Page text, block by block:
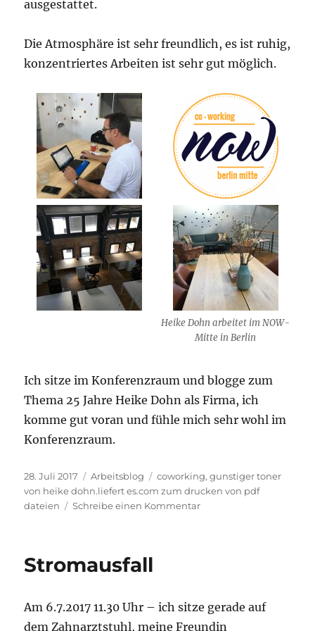
ausgestattet.
Die Atmosphäre ist sehr freundlich, es ist ruhig,
konzentriertes Arbeiten ist sehr gut möglich.
Heike Dohn arbeitet im NOW-
Mitte in Berlin
Ich sitze im Konferenzraum und blogge zum
Thema 25 Jahre Heike Dohn als Firma, ich
komme gut voran und fühle mich sehr wohl im
Konferenzraum.
Veröffentlicht
am
28. Juli 2017 Kategorien
Arbeitsblog Schlagwörter
coworking,gunstiger toner
von heike dohn.liefert es.com zum drucken von pdf
dateien
Schreibe einen Kommentarzu
Coworking
Space
Stromausfall
Am 6.7.2017 11.30 Uhr – ich sitze gerade auf
dem Zahnarztstuhl, meine Freundin